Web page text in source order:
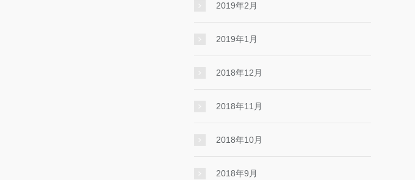
2019年2月
2019年1月
2018年12月
2018年11月
2018年10月
2018年9月